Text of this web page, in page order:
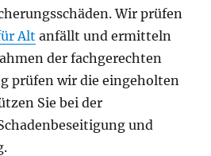
Wir prüfen
Alt anfällt und ermitteln
der fachgerechten
prüfen wir die eingeholten
Sie bei der
und